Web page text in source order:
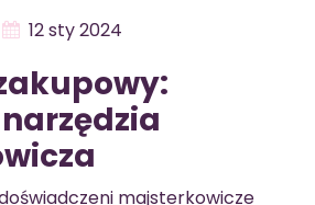
12 sty 2024
majsterkowicze